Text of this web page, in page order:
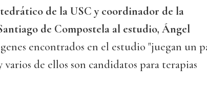
de la USC y coordinador de la
de Compostela al estudio, Ángel
genes encontrados en el estudio "juegan un
de ellos son candidatos para terapias